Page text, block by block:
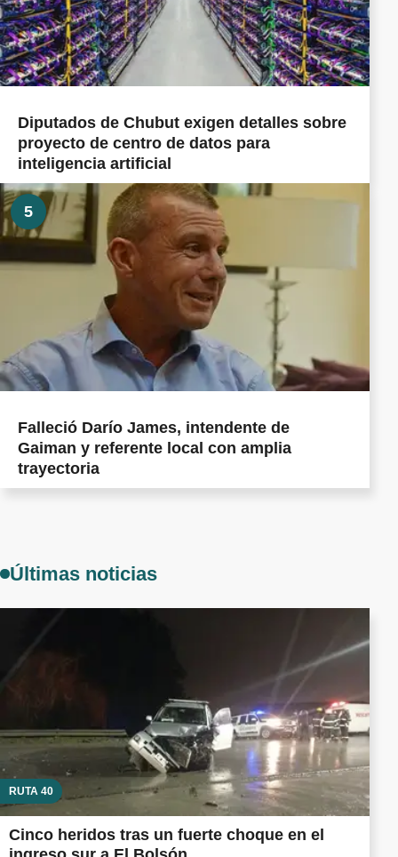
Diputados de Chubut exigen detalles sobre
proyecto de centro de datos para
inteligencia artificial
5
Falleció Darío James, intendente de
Gaiman y referente local con amplia
trayectoria
Últimas noticias
RUTA 40
Cinco heridos tras un fuerte choque en el